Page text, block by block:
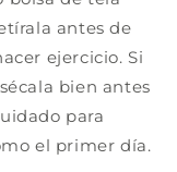
antes de
ejercicio. Si
bien antes
para
el primer día.